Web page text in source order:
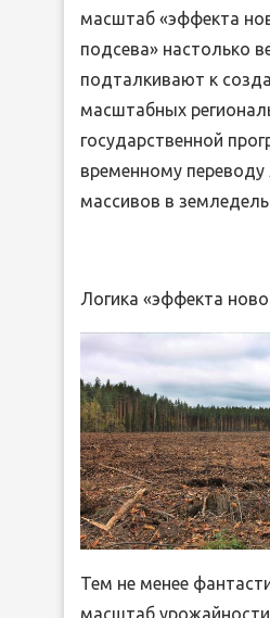
масштаб «эффекта
подсева» настолько
подталкивают к
масштабных
государственной
временному переводу
массивов в
Логика «эффекта
Тем не менее
масштаб